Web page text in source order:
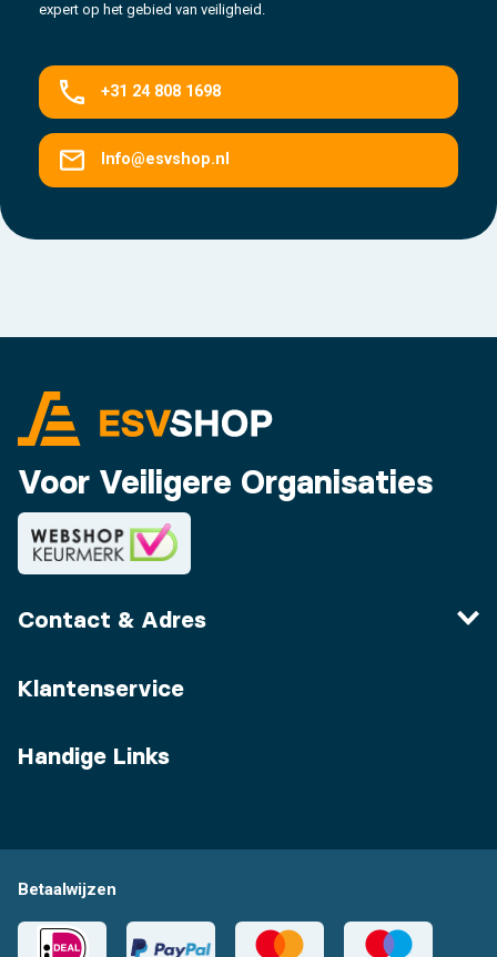
expert op het gebied van veiligheid.
+31 24 808 1698
Info@esvshop.nl
Voor Veiligere Organisaties
Contact & Adres
Klantenservice
Handige Links
Betaalwijzen